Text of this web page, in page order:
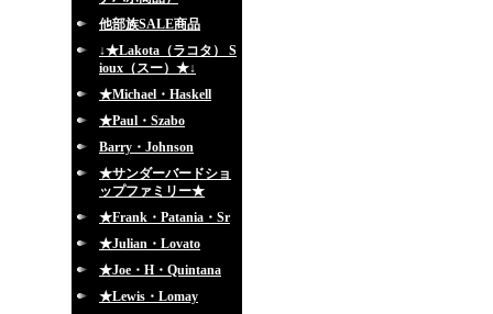
他部族SALE商品
↓★Lakota（ラコタ） S
ioux（スー）★↓
★Michael・Haskell
★Paul・Szabo
Barry・Johnson
★サンダーバードショ
ップファミリー★
★Frank・Patania・Sr
★Julian・Lovato
★Joe・H・Quintana
★Lewis・Lomay